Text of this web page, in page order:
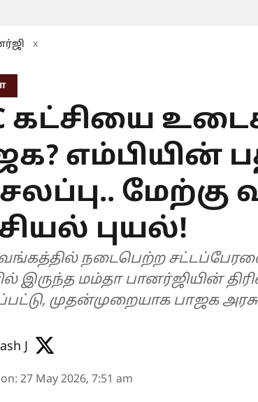
x
கட்சியை
எம்பியின்
புயல்!
வங்கத்தில் நடைபெற்ற
இருந்த மம்தா பானர்ஜியின்
முதன்முறையாக பாஜக
J
: 27 May 2026, 7:51 am